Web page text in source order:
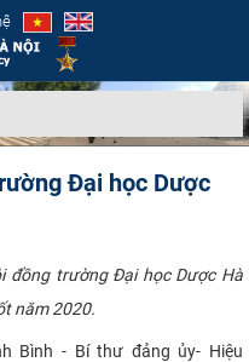
Đại học Dược
đồng trường Đại học Dược Hà
năm 2020.
Bình - Bí thư đảng ủy- Hiệu